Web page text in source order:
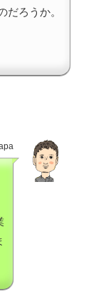
だろうか。